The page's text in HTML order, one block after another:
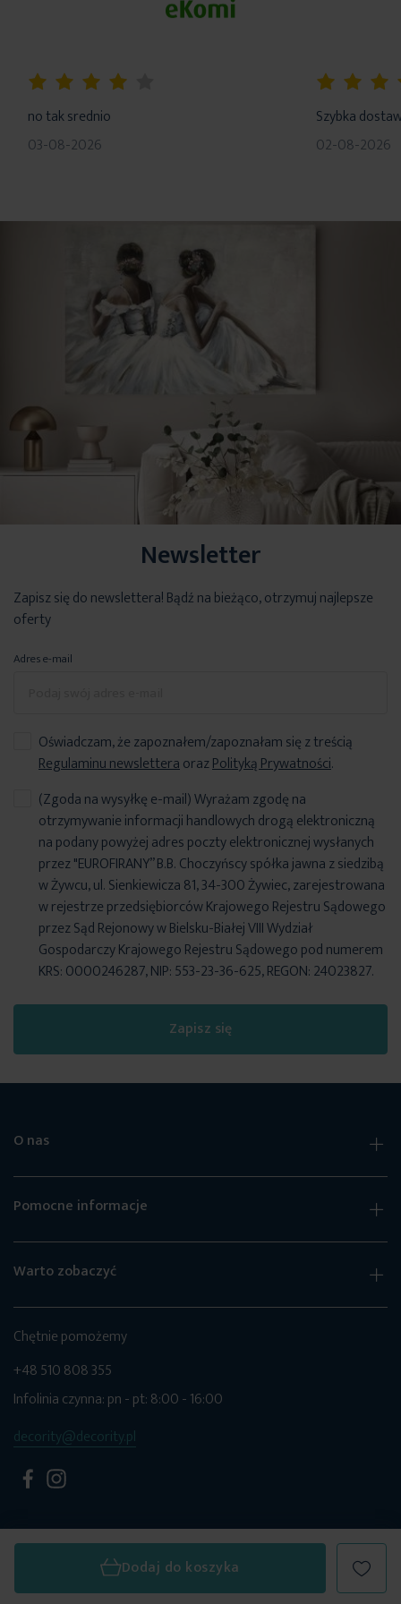
Dodaj do koszyka
Konserwacja: prać w temp. 30st, nie wybielać, nie czyścić
no tak srednio
03-08-2026
Szybka
02-08-2026
Newsletter
Zapisz się do newslettera! Bądź na bieżąco, otrzymuj najlepsze
oferty
Adres e-mail
Oświadczam, że zapoznałem/zapoznałam się z treścią
Regulaminu newsletteraorazPolityką Prywatności.
Zapisz się
(Zgoda na wysyłkę e-mail) Wyrażam zgodę na
otrzymywanie informacji handlowych drogą elektroniczną
na podany powyżej adres poczty elektronicznej wysłanych
przez "EUROFIRANY” B.B. Choczyńscy spółka jawna z siedzibą
w Żywcu, ul. Sienkiewicza 81, 34-300 Żywiec, zarejestrowana
w rejestrze przedsiębiorców Krajowego Rejestru Sądowego
przez Sąd Rejonowy w Bielsku-Białej VIII Wydział
Gospodarczy Krajowego Rejestru Sądowego pod numerem
KRS: 0000246287, NIP: 553-23-36-625, REGON: 24023827.
O nas
Pomocne informacje
Warto zobaczyć
Chętnie pomożemy
+48 510 808 355
Infolinia czynna: pn - pt: 8:00 - 16:00
decority@decority.pl
© 2026 Decority. Wszystkie prawa zastrzeżone.